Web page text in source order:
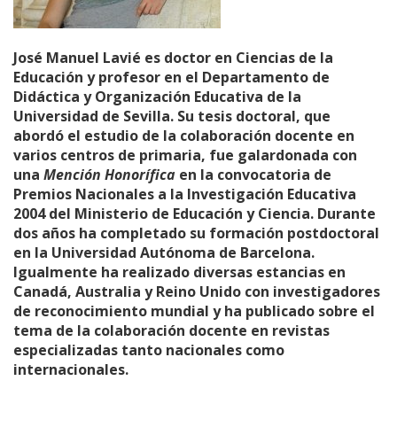
José Manuel Lavié es doctor en Ciencias de la
Educación y profesor en el Departamento de
Didáctica y Organización Educativa de la
Universidad de Sevilla. Su tesis doctoral, que
abordó el estudio de la colaboración docente en
varios centros de primaria, fue galardonada con
una Mención Honorífica en la convocatoria de
Premios Nacionales a la Investigación Educativa
2004 del Ministerio de Educación y Ciencia. Durante
dos años ha completado su formación postdoctoral
en la Universidad Autónoma de Barcelona.
Igualmente ha realizado diversas estancias en
Canadá, Australia y Reino Unido con investigadores
de reconocimiento mundial y ha publicado sobre el
tema de la colaboración docente en revistas
especializadas tanto nacionales como
internacionales.